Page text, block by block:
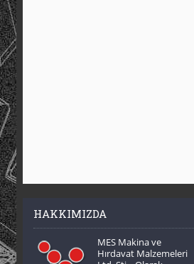
HAKKIMIZDA
MES Makina ve
Hırdavat Malzemeleri